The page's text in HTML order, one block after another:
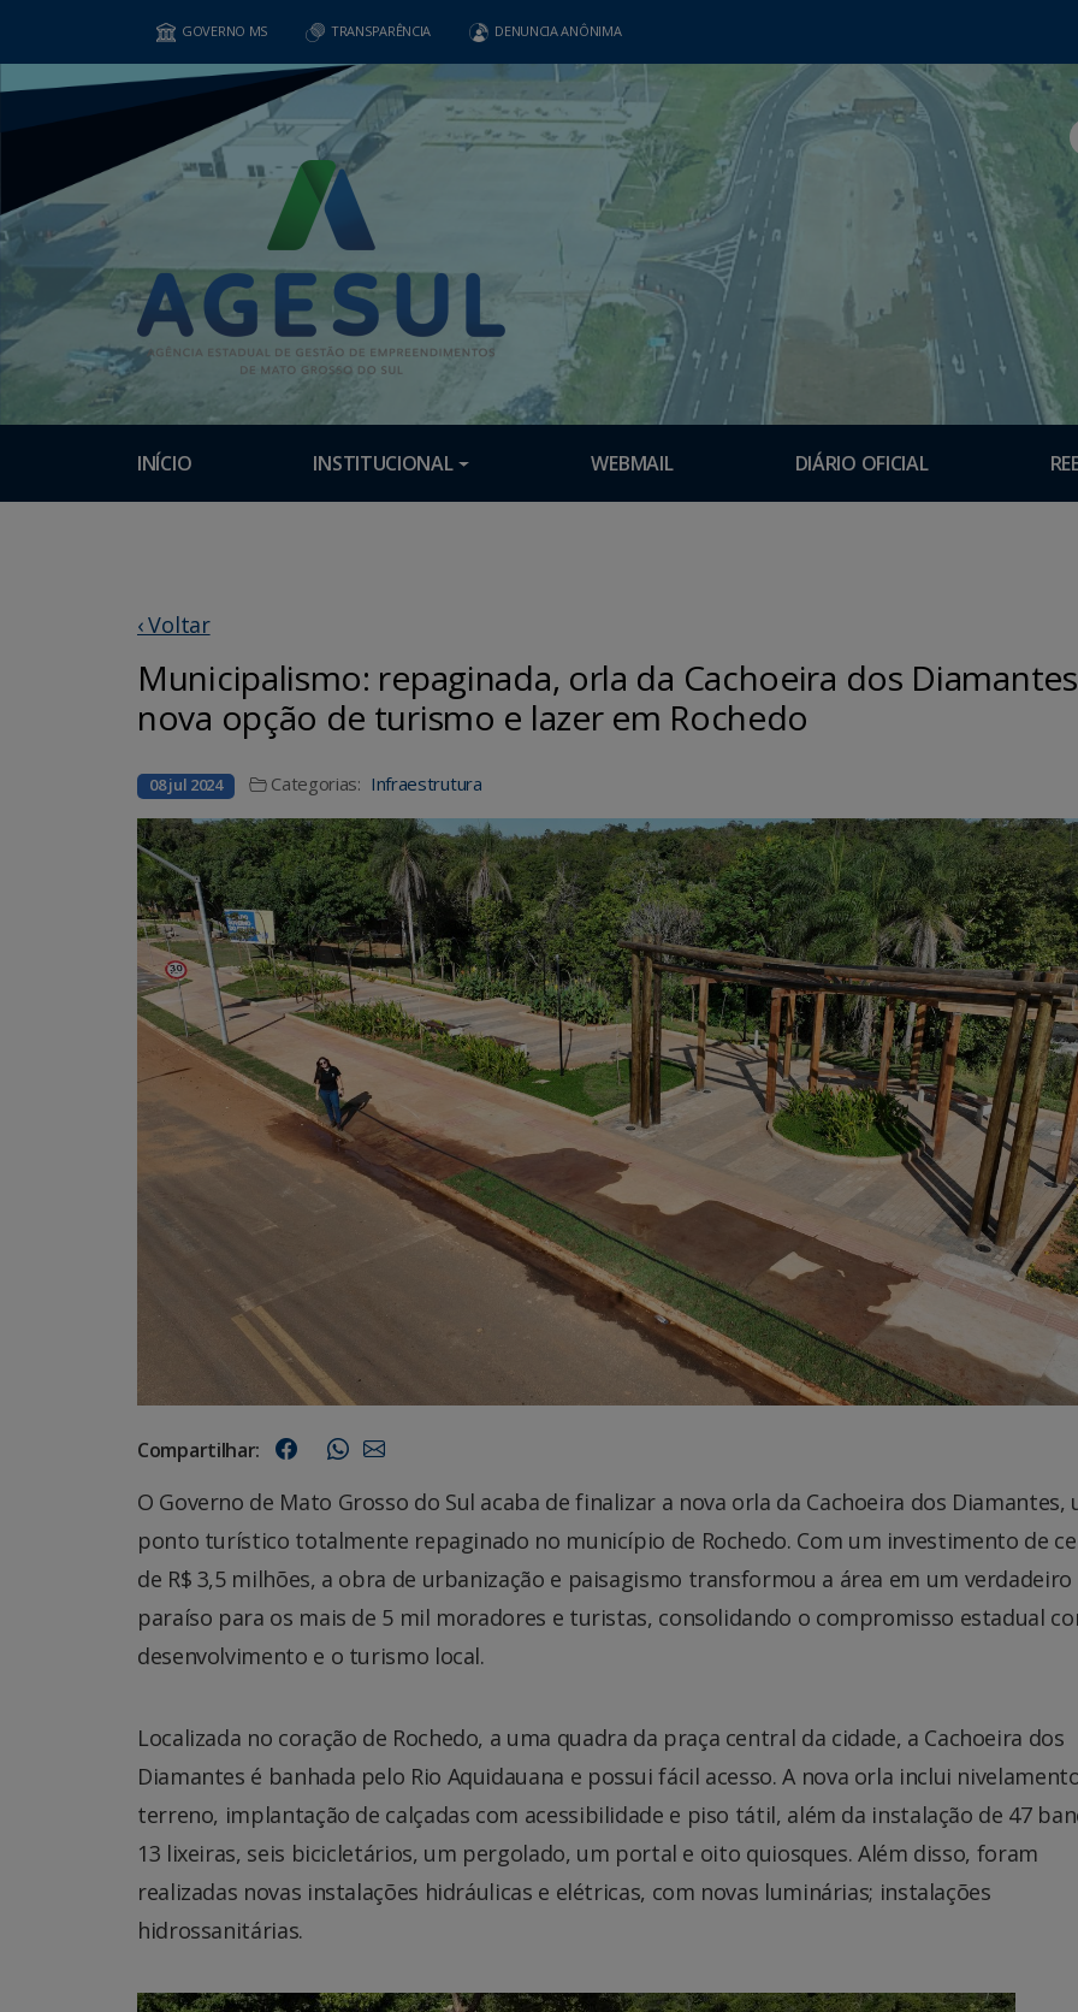
GOVERNO MS TRANSPARÊNCIA DENUNCIA ANÔNIMA
INÍCIO INSTITUCIONAL WEBMAIL DIÁRIO OFICIAL
‹ Voltar
Municipalismo: repaginada, orla da Cachoeira dos
nova opção de turismo e lazer em Rochedo
08 jul 2024 Categorias: Infraestrutura
Compartilhar:
O Governo de Mato Grosso do Sul acaba de finalizar a nova orla da Cachoeira dos Diamantes,
ponto turístico totalmente repaginado no município de Rochedo. Com um investimento de
de R$ 3,5 milhões, a obra de urbanização e paisagismo transformou a área em um verdadeiro
paraíso para os mais de 5 mil moradores e turistas, consolidando o compromisso estadual
desenvolvimento e o turismo local.
Localizada no coração de Rochedo, a uma quadra da praça central da cidade, a Cachoeira dos
Diamantes é banhada pelo Rio Aquidauana e possui fácil acesso. A nova orla inclui
terreno, implantação de calçadas com acessibilidade e piso tátil, além da instalação de 47
13 lixeiras, seis bicicletários, um pergolado, um portal e oito quiosques. Além disso, foram
realizadas novas instalações hidráulicas e elétricas, com novas luminárias; instalações
hidrossanitárias.